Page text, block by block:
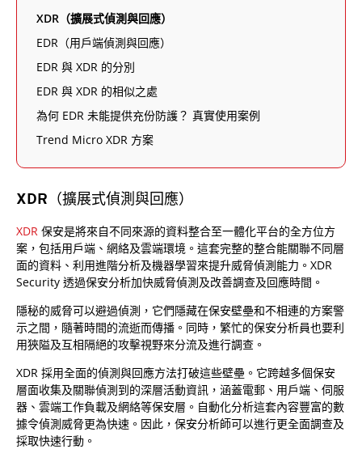
XDR（擴展式偵測與回應）
EDR（用戶端偵測與回應）
EDR 與 XDR 的分別
EDR 與 XDR 的相似之處
為何 EDR 未能提供充份防護？ 真實使用案例
Trend Micro XDR 方案
XDR（擴展式偵測與回應）
XDR 保安是將來自不同來源的資料整合至一體化平台的全方位方
案，包括用戶端、網絡及雲端環境。這套完整的整合能關聯不同層
面的資料、利用進階分析及機器學習來提升威脅偵測能力。XDR
Security 透過保安分析加快威脅偵測及改善調查及回應時間。
隱秘的威脅可以避過偵測，它們隱藏在保安壁壘和不相連的方案警
示之間，隨著時間的流逝而傳播。同時，繁忙的保安分析員也要利
用狹隘及互相隔絕的攻擊視野來分流及進行調查。
XDR 採用全面的偵測與回應方法打破這些壁壘。它跨越多個保安
層面收集及關聯偵測到的深層活動資訊，涵蓋電郵、用戶端、伺服
器、雲端工作負載及網絡等保安層。自動化分析這套內容豐富的數
據令偵測威脅更為快速。因此，保安分析師可以進行更全面調查及
採取快速行動。